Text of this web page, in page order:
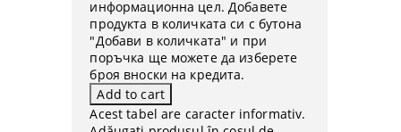
информационна цел. Добавете
продукта в количката си с бутона
"Добави в количката" и при
поръчка ще можете да изберете
броя вноски на кредита.
Acest tabel are caracter informativ.